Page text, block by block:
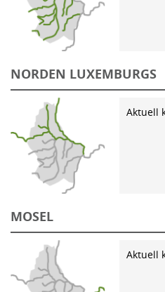
NORDEN LUXEMBURGS
Aktuell
MOSEL
Aktuell